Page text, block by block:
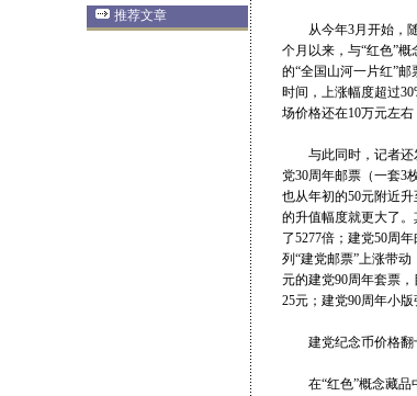
推荐文章
从今年3月开始，随
个月以来，与“红色”
的“全国山河一片红”
时间，上涨幅度超过
场价格还在10万元左
与此同时，记者还发
党30周年邮票（一套3
也从年初的50元附近
的升值幅度就更大了
了5277倍；建党50周
列“建党邮票”上涨带
元的建党90周年套票
25元；建党90周年小
建党纪念币价格翻
在“红色”概念藏品